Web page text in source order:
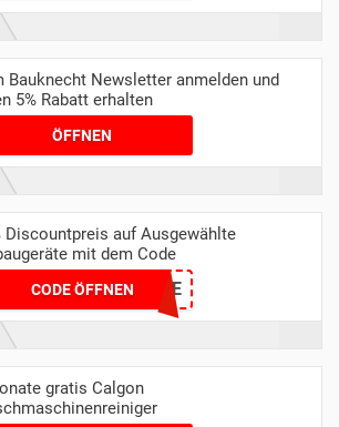
Bauknecht Newsletter anmelden und
5% Rabatt erhalten
ÖFFNEN
Discountpreis auf Ausgewählte
mit dem Code
CODE ÖFFNENKUECHE
gratis Calgon